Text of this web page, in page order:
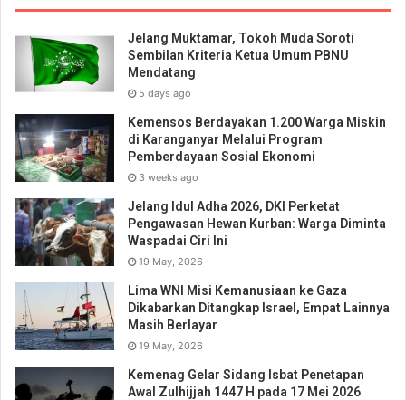
Jelang Muktamar, Tokoh Muda Soroti
Sembilan Kriteria Ketua Umum PBNU
Mendatang
5 days ago
Kemensos Berdayakan 1.200 Warga Miskin
di Karanganyar Melalui Program
Pemberdayaan Sosial Ekonomi
3 weeks ago
Jelang Idul Adha 2026, DKI Perketat
Pengawasan Hewan Kurban: Warga Diminta
Waspadai Ciri Ini
19 May, 2026
Lima WNI Misi Kemanusiaan ke Gaza
Dikabarkan Ditangkap Israel, Empat Lainnya
Masih Berlayar
19 May, 2026
Kemenag Gelar Sidang Isbat Penetapan
Awal Zulhijjah 1447 H pada 17 Mei 2026